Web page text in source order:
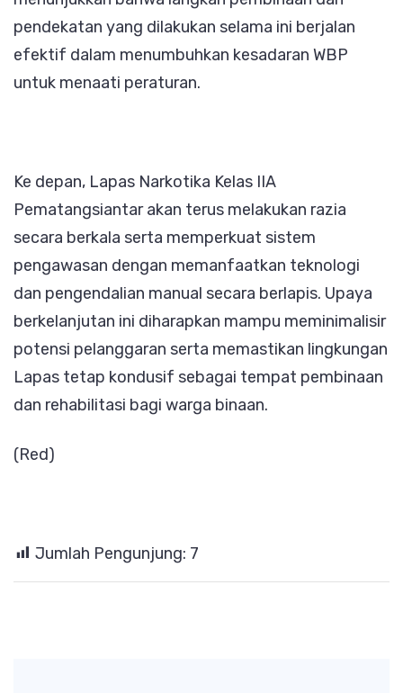
pendekatan yang dilakukan selama ini berjalan
efektif dalam menumbuhkan kesadaran WBP
untuk menaati peraturan.
Ke depan, Lapas Narkotika Kelas IIA
Pematangsiantar akan terus melakukan razia
secara berkala serta memperkuat sistem
pengawasan dengan memanfaatkan teknologi
dan pengendalian manual secara berlapis. Upaya
berkelanjutan ini diharapkan mampu meminimalisir
potensi pelanggaran serta memastikan lingkungan
Lapas tetap kondusif sebagai tempat pembinaan
dan rehabilitasi bagi warga binaan.
(Red)
Jumlah Pengunjung: 7